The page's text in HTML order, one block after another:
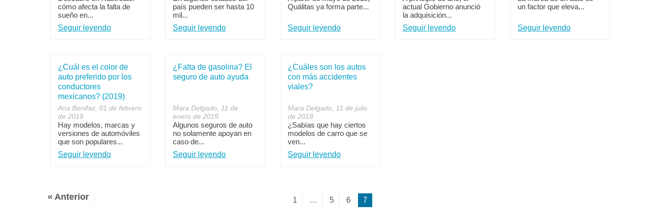
cómo afecta la falta de
sueño en...
Seguir leyendo
país pueden ser hasta 10
mil...
Seguir leyendo
Quálitas ya forma parte...
Seguir leyendo
actual Gobierno anunció
la adquisición...
Seguir leyendo
un factor que eleva...
Seguir leyendo
¿Cuál es el color de
auto preferido por los
conductores
mexicanos? (2019)
Ana Bonifaz, 01 de febrero
de 2019
Hay modelos, marcas y
versiones de automóviles
que son populares...
Seguir leyendo
¿Falta de gasolina? El
seguro de auto ayuda
Mara Delgado, 11 de
enero de 2019
Algunos seguros de auto
no solamente apoyan en
caso de...
Seguir leyendo
¿Cuáles son los autos
con más accidentes
viales?
Mara Delgado, 11 de julio
de 2018
¿Sabías que hay ciertos
modelos de carro que se
ven...
Seguir leyendo
« Anterior 1 … 5 6 7